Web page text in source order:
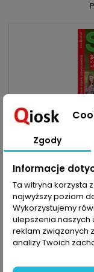
Nie brak nam
Zgody
Informacje
Ta witryna korzysta
najwyższy poziom
Wykorzystujemy
ulepszenia naszych
reklam związanych
analizy Twoich